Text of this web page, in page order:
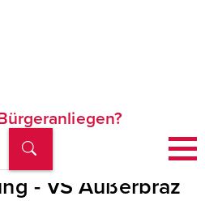
für
- VS Außerbraz